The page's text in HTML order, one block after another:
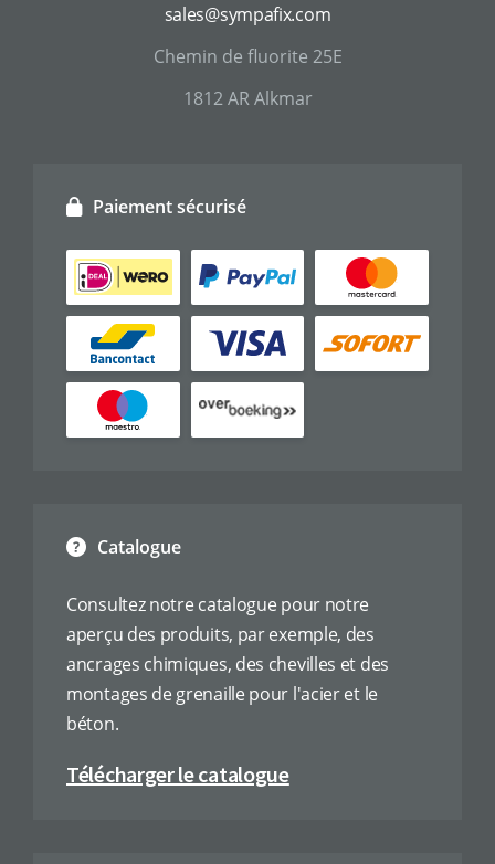
sales@sympafix.com
Chemin de fluorite 25E
1812 AR Alkmar
Catalogue
Consultez notre catalogue pour notre
aperçu des produits, par exemple, des
ancrages chimiques, des chevilles et des
montages de grenaille pour l'acier et le
béton.
Télécharger le catalogue
Paiement sécurisé